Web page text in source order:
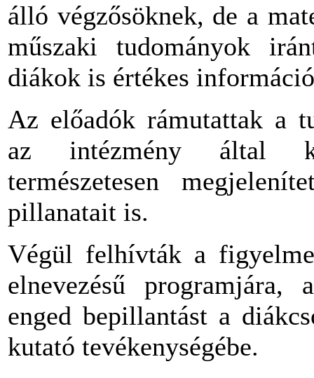
álló végzősöknek, de a
műszaki tudományok
diákok is értékes
Az előadók rámutattak a
az intézmény által
természetesen
pillanatait is.
Végül felhívták a
elnevezésű programjára,
enged bepillantást a
kutató tevékenységébe.